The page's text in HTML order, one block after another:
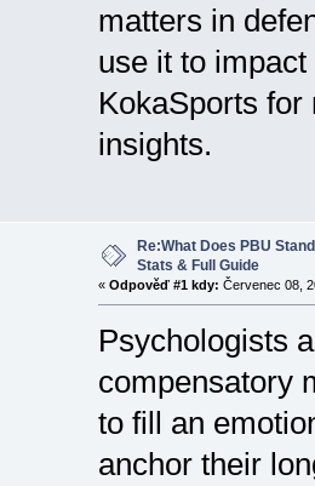
matters in
use it to
KokaSports
insights.
Re:What Does PBU
Stats & Full Guide
« Odpověď #1 kdy: Červenec 08,
Psychologists
compensatory
to fill an
anchor their